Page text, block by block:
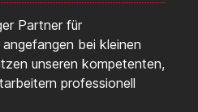
Akkus im Lieferumfang
kein Ladegerät im
enthalten- im Karton
Partner für
bei kleinen
unseren kompetenten,
professionell